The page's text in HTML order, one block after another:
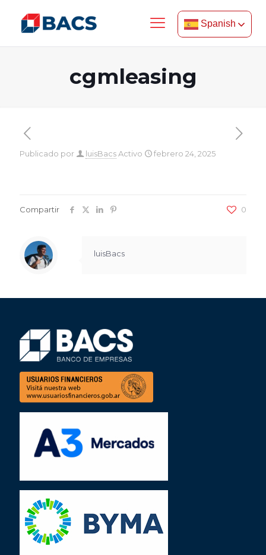
Spanish
cgmleasing
Publicado por luisBacsActivo febrero 24, 2025
Compartir 0
luisBacs